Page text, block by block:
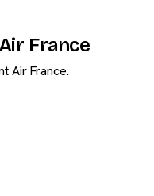
France
Air France.